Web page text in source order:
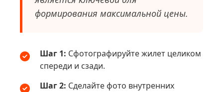
формирования максимальной цены.
Шаг 1: Сфотографируйте жилет целиком
спереди и сзади.
Шаг 2: Сделайте фото внутренних